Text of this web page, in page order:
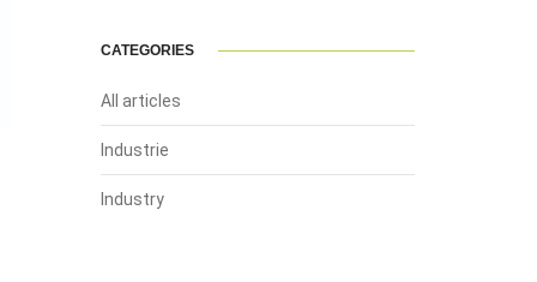
CATEGORIES
All articles
Industrie
Industry